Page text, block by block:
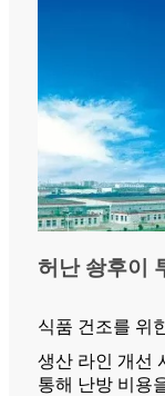
허난 솽후이
식품 건조를 위
생산 라인 개선
통해 난방 비용